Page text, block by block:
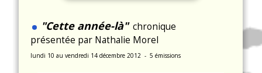
. "Cette année-là"chronique
présentée par Nathalie Morel
lundi 10 au vendredi 14 décembre 2012 - 5 émissions